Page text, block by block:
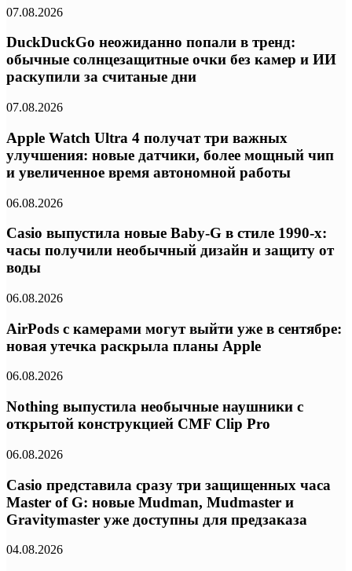
07.08.2026
DuckDuckGo неожиданно попали в тренд:
обычные солнцезащитные очки без камер и ИИ
раскупили за считаные дни
07.08.2026
Apple Watch Ultra 4 получат три важных
улучшения: новые датчики, более мощный чип
и увеличенное время автономной работы
06.08.2026
Casio выпустила новые Baby-G в стиле 1990-х:
часы получили необычный дизайн и защиту от
воды
06.08.2026
AirPods с камерами могут выйти уже в сентябре:
новая утечка раскрыла планы Apple
06.08.2026
Nothing выпустила необычные наушники с
открытой конструкцией CMF Clip Pro
06.08.2026
Casio представила сразу три защищенных часа
Master of G: новые Mudman, Mudmaster и
Gravitymaster уже доступны для предзаказа
04.08.2026